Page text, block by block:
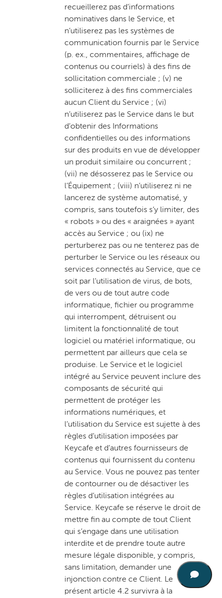
recueillerez pas d’informations
nominatives dans le Service, et
n’utiliserez pas les systèmes de
communication fournis par le Service
(p. ex., commentaires, affichage de
contenus ou courriels) à des fins de
sollicitation commerciale ; (v) ne
solliciterez à des fins commerciales
aucun Client du Service ; (vi)
n’utiliserez pas le Service dans le but
d’obtenir des Informations
confidentielles ou des informations
sur des produits en vue de développer
un produit similaire ou concurrent ;
(vii) ne désosserez pas le Service ou
l’Équipement ; (viii) n’utiliserez ni ne
lancerez de système automatisé, y
compris, sans toutefois s’y limiter, des
« robots » ou des « araignées » ayant
accès au Service ; ou (ix) ne
perturberez pas ou ne tenterez pas de
perturber le Service ou les réseaux ou
services connectés au Service, que ce
soit par l’utilisation de virus, de bots,
de vers ou de tout autre code
informatique, fichier ou programme
qui interrompent, détruisent ou
limitent la fonctionnalité de tout
logiciel ou matériel informatique, ou
permettent par ailleurs que cela se
produise. Le Service et le logiciel
intégré au Service peuvent inclure des
composants de sécurité qui
permettent de protéger les
informations numériques, et
l’utilisation du Service est sujette à des
règles d’utilisation imposées par
Keycafe et d’autres fournisseurs de
contenus qui fournissent du contenu
au Service. Vous ne pouvez pas tenter
de contourner ou de désactiver les
règles d’utilisation intégrées au
Service. Keycafe se réserve le droit de
mettre fin au compte de tout Client
qui s’engage dans une utilisation
interdite et de prendre toute autre
mesure légale disponible, y compris,
sans limitation, demander une
injonction contre ce Client. Le
présent article 4.2 survivra à la